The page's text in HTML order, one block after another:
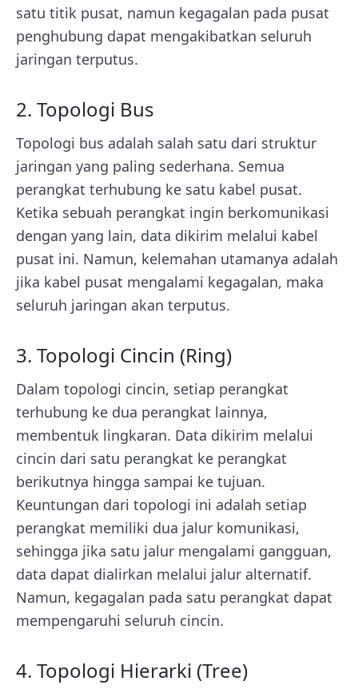
satu titik pusat, namun kegagalan pada pusat
penghubung dapat mengakibatkan seluruh
jaringan terputus.
2. Topologi Bus
Topologi bus adalah salah satu dari struktur
jaringan yang paling sederhana. Semua
perangkat terhubung ke satu kabel pusat.
Ketika sebuah perangkat ingin berkomunikasi
dengan yang lain, data dikirim melalui kabel
pusat ini. Namun, kelemahan utamanya adalah
jika kabel pusat mengalami kegagalan, maka
seluruh jaringan akan terputus.
3. Topologi Cincin (Ring)
Dalam topologi cincin, setiap perangkat
terhubung ke dua perangkat lainnya,
membentuk lingkaran. Data dikirim melalui
cincin dari satu perangkat ke perangkat
berikutnya hingga sampai ke tujuan.
Keuntungan dari topologi ini adalah setiap
perangkat memiliki dua jalur komunikasi,
sehingga jika satu jalur mengalami gangguan,
data dapat dialirkan melalui jalur alternatif.
Namun, kegagalan pada satu perangkat dapat
mempengaruhi seluruh cincin.
4. Topologi Hierarki (Tree)